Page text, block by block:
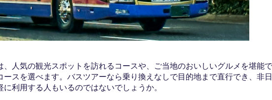
人気の観光スポットを訪れるコースや、ご当地のおいしいグルメを堪能
ースを選べます。バスツアーなら乗り換えなしで目的地まで直行でき、非
利用する人もいるのではないでしょうか。